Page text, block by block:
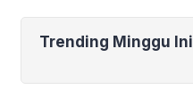
Trending Minggu Ini